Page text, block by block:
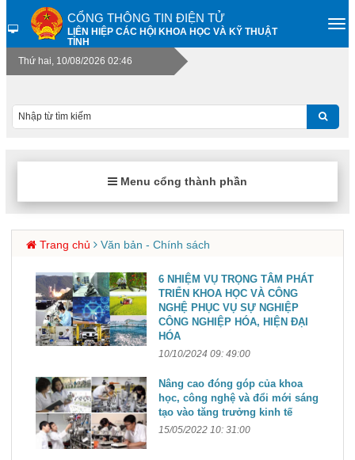
CỔNG THÔNG TIN ĐIỆN TỬ
LIÊN HIỆP CÁC HỘI KHOA HỌC VÀ KỸ THUẬT
TỈNH
Thứ hai, 10/08/2026 02:46
Menu cổng thành phần
Trang chủ Văn bản - Chính sách
6 NHIỆM VỤ TRỌNG TÂM PHÁT
TRIỂN KHOA HỌC VÀ CÔNG
NGHỆ PHỤC VỤ SỰ NGHIỆP
CÔNG NGHIỆP HÓA, HIỆN ĐẠI
HÓA
10/10/2024 09: 49:00
Nâng cao đóng góp của khoa
học, công nghệ và đổi mới sáng
tạo vào tăng trưởng kinh tế
15/05/2022 10: 31:00